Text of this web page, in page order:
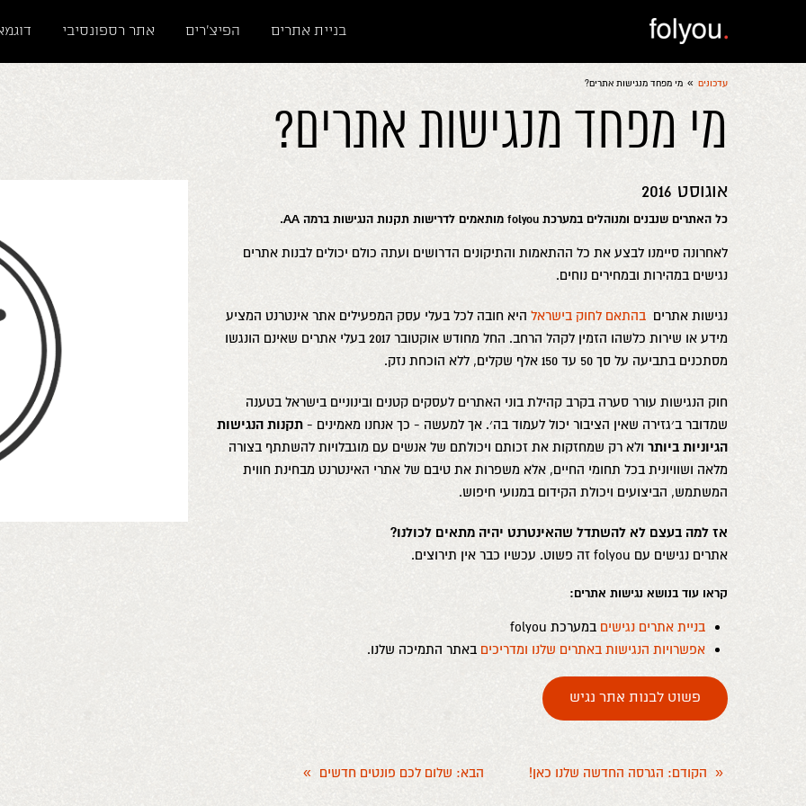
בניית אתרים הפיצ'רים אתר רספונסיבי
עדכונים » מי מפחד מנגישות אתרים?
מי מפחד מנגישות אתרים?
אוגוסט 2016
כל האתרים שנבנים ומנוהלים במערכת folyou מותאמים לדרישות תקנות הנגישות ברמה AA.
לאחרונה סיימנו לבצע את כל ההתאמות והתיקונים הדרושים ועתה כולם יכולים לבנות אתרים
נגישים במהירות ובמחירים נוחים.
נגישות אתרים בהתאם לחוק בישראל היא חובה לכל בעלי עסק המפעילים אתר אינטרנט המציע
מידע או שירות כלשהו הזמין לקהל הרחב. החל מחודש אוקטובר 2017 בעלי אתרים שאינם הונגשו
מסתכנים בתביעה על סך 50 עד 150 אלף שקלים, ללא הוכחת נזק.
חוק הנגישות עורר סערה בקרב קהילת בוני האתרים לעסקים קטנים ובינוניים בישראל בטענה
שמדובר ב׳גזירה שאין הציבור יכול לעמוד בה׳. אך למעשה - כך אנחנו מאמינים - תקנות הנגישות
הגיוניות ביותר ולא רק שמחזקות את זכותם ויכולתם של אנשים עם מוגבלויות להשתתף בצורה
מלאה ושוויונית בכל תחומי החיים, אלא משפרות את טיבם של אתרי האינטרנט מבחינת חווית
המשתמש, הביצועים ויכולת הקידום במנועי חיפוש.
אז למה בעצם לא להשתדל שהאינטרנט יהיה מתאים לכולנו?
אתרים נגישים עם folyou זה פשוט. עכשיו כבר אין תירוצים.
קראו עוד בנושא נגישות אתרים:
בניית אתרים נגישים במערכת folyou
אפשרויות הנגישות באתרים שלנו ומדריכים באתר התמיכה שלנו.
פשוט לבנות אתר נגיש
« הקודם: הגרסה החדשה שלנו כאן! הבא: שלום לכם פונטים חדשים »